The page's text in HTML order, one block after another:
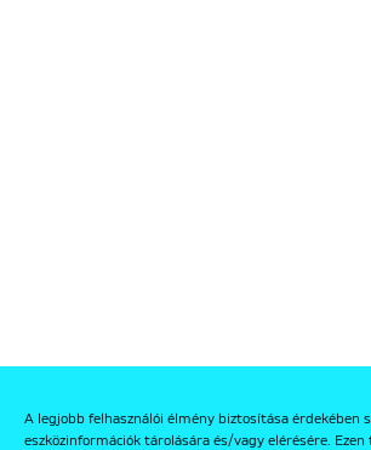
A legjobb felhasználói élmény biztosítása érdekében
eszközinformációk tárolására és/vagy elérésére. Ezen